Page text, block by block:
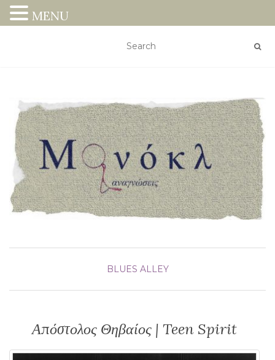
BLUES ALLEY
Απόστολος Θηβαίος | Teen Spirit
MENU